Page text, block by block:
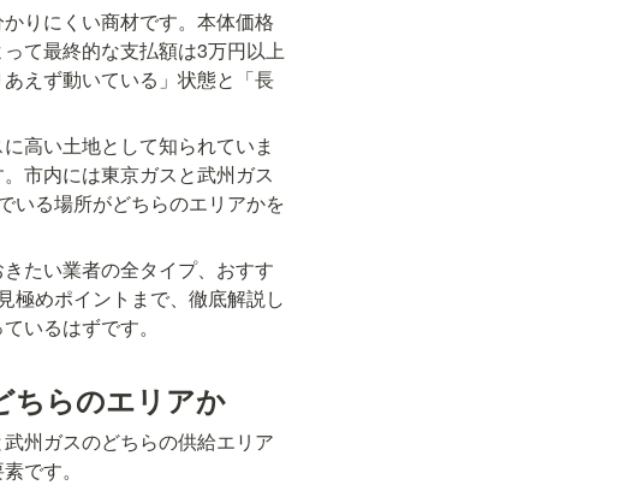
りにくい商材です。本体価格
て最終的な支払額は3万円以上
えず動いている」状態と「長
高い土地として知られていま
市内には東京ガスと武州ガス
いる場所がどちらのエリアかを
たい業者の全タイプ、おすす
極めポイントまで、徹底解説し
いるはずです。
ちらのエリアか
州ガスのどちらの供給エリア
です。